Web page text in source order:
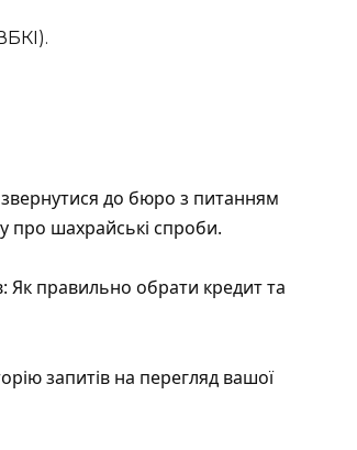
до бюро з питанням
про шахрайські спроби.
Як правильно обрати кредит та
запитів на перегляд вашої